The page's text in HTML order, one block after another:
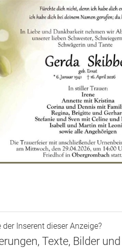
der Inserent dieser Anzeige?
Texte, Bilder